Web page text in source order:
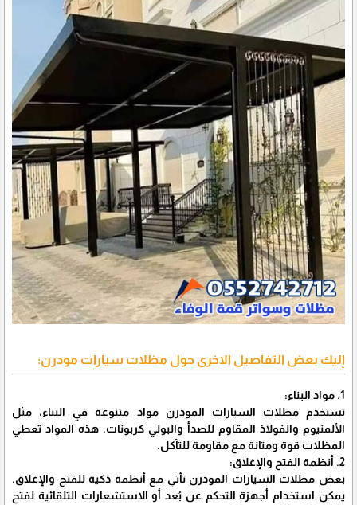
إليك بعض التفاصيل الاخرى حول مظلات سيارات مودرن:
1. مواد البناء:
تستخدم مظلات السيارات المودرن مواد متنوعة في البناء، مثل
الألمنيوم والفولاذ المقاوم للصدأ والبولي كربونات. هذه المواد تعطي
المظلات قوة ومتانة مع مقاومة للتآكل.
2. أنظمة الفتح والإغلاق:
بعض مظلات السيارات المودرن تأتي مع أنظمة ذكية للفتح والإغلاق.
يمكن استخدام أجهزة التحكم عن بُعد أو الاستشعارات التلقائية لفتح